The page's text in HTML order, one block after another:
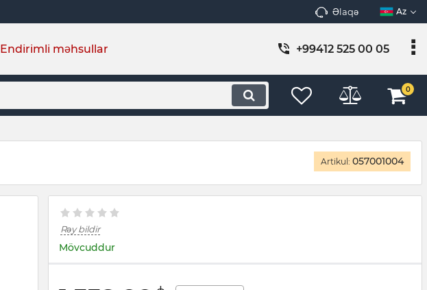
Əlaqə Az
Endirimli məhsullar +99412 525 00 05
0
Artikul: 057001004
Rəy bildir
Mövcuddur